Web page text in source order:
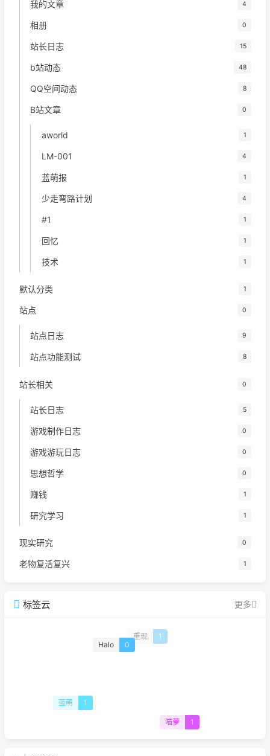
我的文章 4
相册 0
站长日志 15
b站动态 48
QQ空间动态 8
B站文章 0
aworld 1
LM-001 4
蓝萌报 1
少走弯路计划 4
#1 1
回忆 1
技术 1
默认分类 1
站点 0
站点日志 9
站点功能测试 8
站长相关 0
站长日志 5
游戏制作日志 0
游戏游玩日志 0
思想哲学 0
赚钱 1
研究学习 1
现实研究 0
老物复活复兴 1
标签云 更多
Halo 0
喵萝 1
重现 1
蓝萌 1